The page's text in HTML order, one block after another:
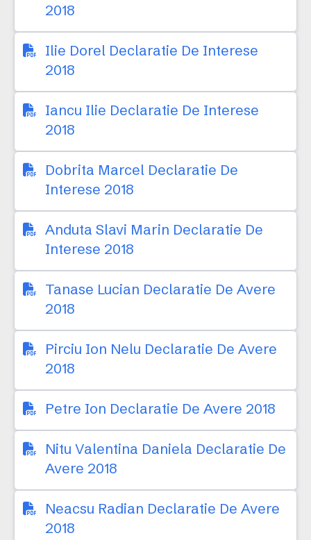
2018
Ilie Dorel Declaratie De Interese
2018
Iancu Ilie Declaratie De Interese
2018
Dobrita Marcel Declaratie De
Interese 2018
Anduta Slavi Marin Declaratie De
Interese 2018
Tanase Lucian Declaratie De Avere
2018
Pirciu Ion Nelu Declaratie De Avere
2018
Petre Ion Declaratie De Avere 2018
Nitu Valentina Daniela Declaratie De
Avere 2018
Neacsu Radian Declaratie De Avere
2018